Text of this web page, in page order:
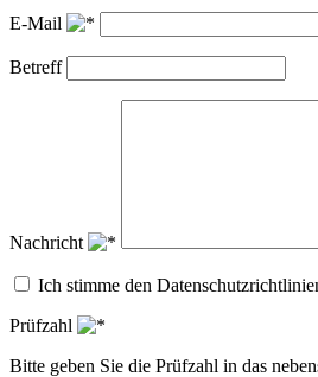
E-Mail
Betreff
Nachricht
Ich stimme den
Prüfzahl
Bitte geben Sie die Prüfzahl in das